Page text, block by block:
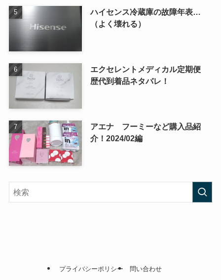
ハイセンス冷蔵庫の故障年表…
（よく壊れる）
エクセレントメディカル定期便
歴代到着品ネタバレ！
アエナ フーミーなど購入品紹
介！2024/02編
プライバシーポリシー 問い合わせ